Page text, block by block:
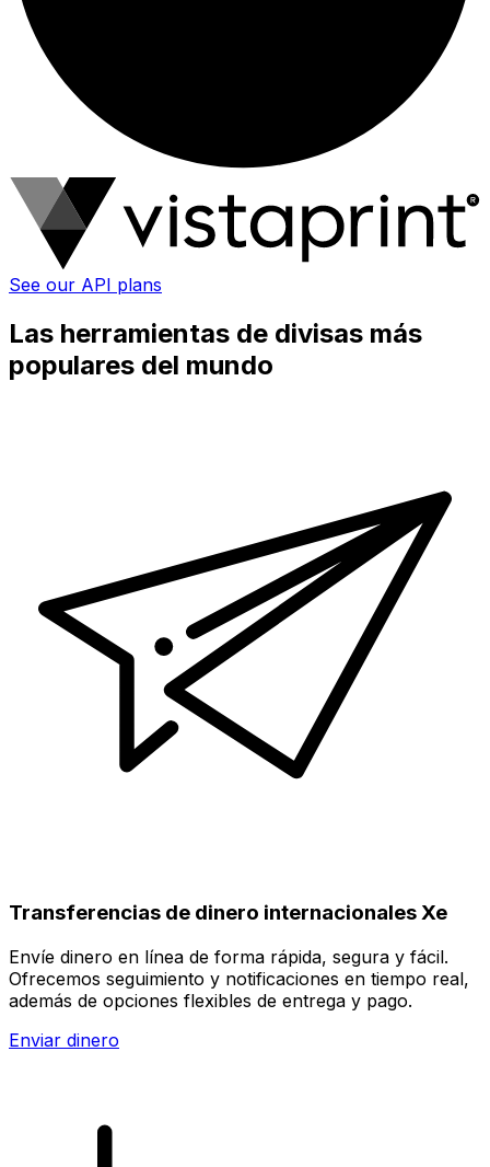
See our API plans
Las herramientas de divisas más
populares del mundo
Transferencias de dinero internacionales Xe
Envíe dinero en línea de forma rápida, segura y fácil.
Ofrecemos seguimiento y notificaciones en tiempo real,
además de opciones flexibles de entrega y pago.
Enviar dinero